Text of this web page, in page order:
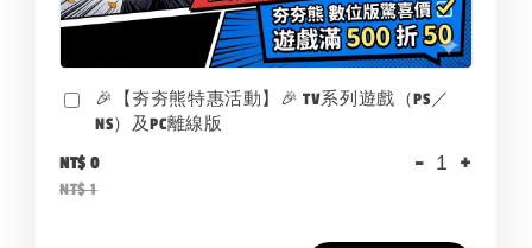
🎉【夯夯熊特惠活動】🎉 TV系列遊戲（PS／
NS）及PC離線版
NT$ 0
NT$ 1
- +